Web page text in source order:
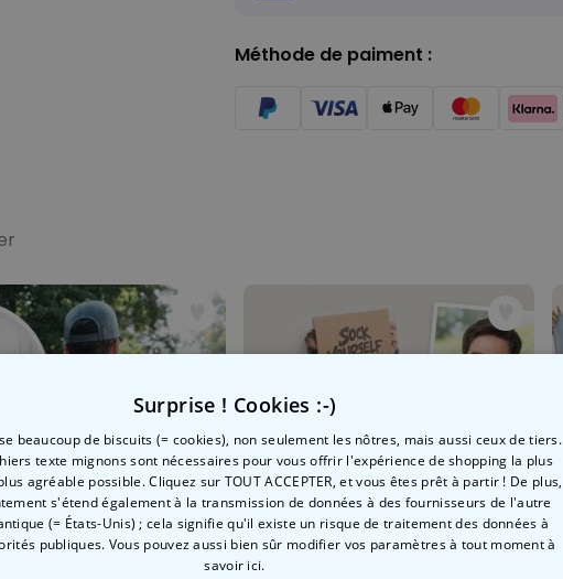
Méthode de paiment :
Envie de
Surprise ! Cookies :-)
beaucoup de biscuits (= cookies), non seulement les nôtres, mais aussi ceux de tiers.
texte mignons sont nécessaires pour vous offrir l'expérience de shopping la plus
agréable possible. Cliquez sur TOUT ACCEPTER, et vous êtes prêt à partir ! De plus,
s'étend également à la transmission de données à des fournisseurs de l'autre
(= États-Unis) ; cela signifie qu'il existe un risque de traitement des données à
publiques. Vous pouvez aussi bien sûr modifier vos paramètres à tout moment à
savoir ici.